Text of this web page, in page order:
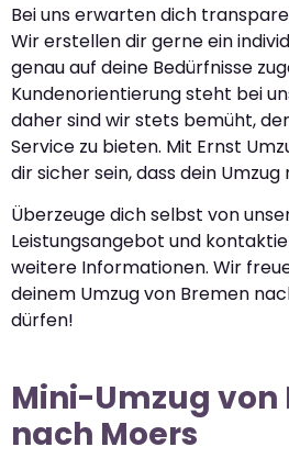
Bei uns erwarten dich
Wir erstellen dir gerne ein
genau auf deine Bedürfnisse
Kundenorientierung steht bei
daher sind wir stets bemüht,
Service zu bieten. Mit Ernst
dir sicher sein, dass dein
Überzeuge dich selbst von
Leistungsangebot und
weitere Informationen. Wir
deinem Umzug von Bremen
dürfen!
Mini-Umzug von
nach Moers